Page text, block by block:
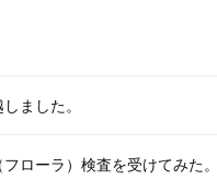
ました。
ローラ）検査を受けてみた。